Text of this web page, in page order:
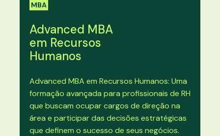
MBA
Advanced MBA
em Recursos
Humanos
Advanced MBA em Recursos Humanos: Uma
formação avançada para profissionais de RH
que buscam ocupar cargos de direção na
área e participar das decisões estratégicas
que definem o sucesso de seus negócios.